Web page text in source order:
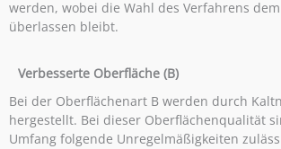
werden, wobei die Wahl des Verfahrens
überlassen bleibt.
Verbesserte Oberfläche (B)
Bei der Oberflächenart B werden durch
hergestellt. Bei dieser Oberflächenqualität
Umfang folgende Unregelmäßigkeiten